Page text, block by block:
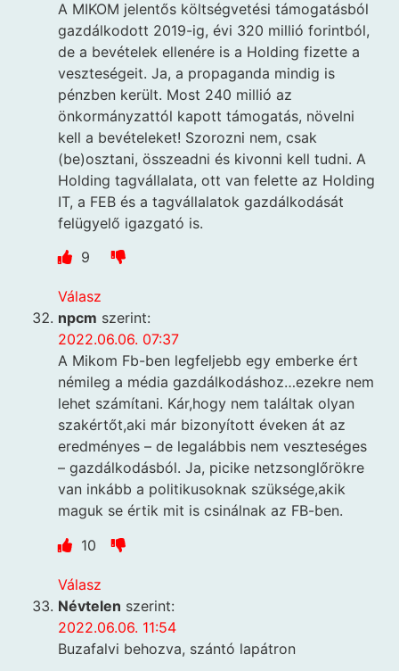
A MIKOM jelentős költségvetési támogatásból
gazdálkodott 2019-ig, évi 320 millió forintból,
de a bevételek ellenére is a Holding fizette a
veszteségeit. Ja, a propaganda mindig is
pénzben került. Most 240 millió az
önkormányzattól kapott támogatás, növelni
kell a bevételeket! Szorozni nem, csak
(be)osztani, összeadni és kivonni kell tudni. A
Holding tagvállalata, ott van felette az Holding
IT, a FEB és a tagvállalatok gazdálkodását
felügyelő igazgató is.
9
Válasz
npcm szerint:
2022.06.06. 07:37
A Mikom Fb-ben legfeljebb egy emberke ért
némileg a média gazdálkodáshoz…ezekre nem
lehet számítani. Kár,hogy nem találtak olyan
szakértőt,aki már bizonyított éveken át az
eredményes – de legalábbis nem veszteséges
– gazdálkodásból. Ja, picike netzsonglőrökre
van inkább a politikusoknak szüksége,akik
maguk se értik mit is csinálnak az FB-ben.
10
Válasz
Névtelen szerint:
2022.06.06. 11:54
Buzafalvi behozva, szántó lapátron